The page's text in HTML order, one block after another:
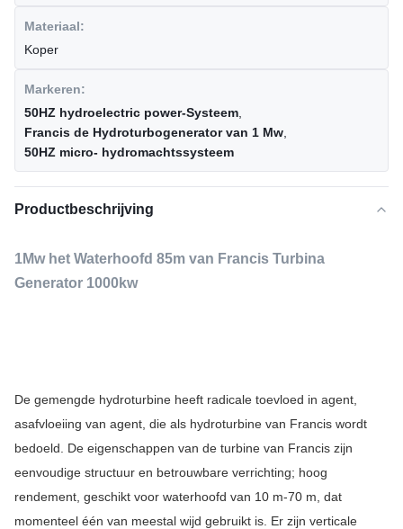
Materiaal:
Koper
Markeren:
50HZ hydroelectric power-Systeem
Francis de Hydroturbogenerator van 1 Mw
50HZ micro- hydromachtssysteem
Productbeschrijving
1Mw het Waterhoofd 85m van Francis Turbina
Generator 1000kw
De gemengde hydroturbine heeft radicale toevloed in agent,
asafvloeiing van agent, die als hydroturbine van Francis wordt
bedoeld. De eigenschappen van de turbine van Francis zijn
eenvoudige structuur en betrouwbare verrichting; hoog
rendement, geschikt voor waterhoofd van 10 m-70 m, dat
momenteel één van meestal wijd gebruikt is. Er zijn verticale